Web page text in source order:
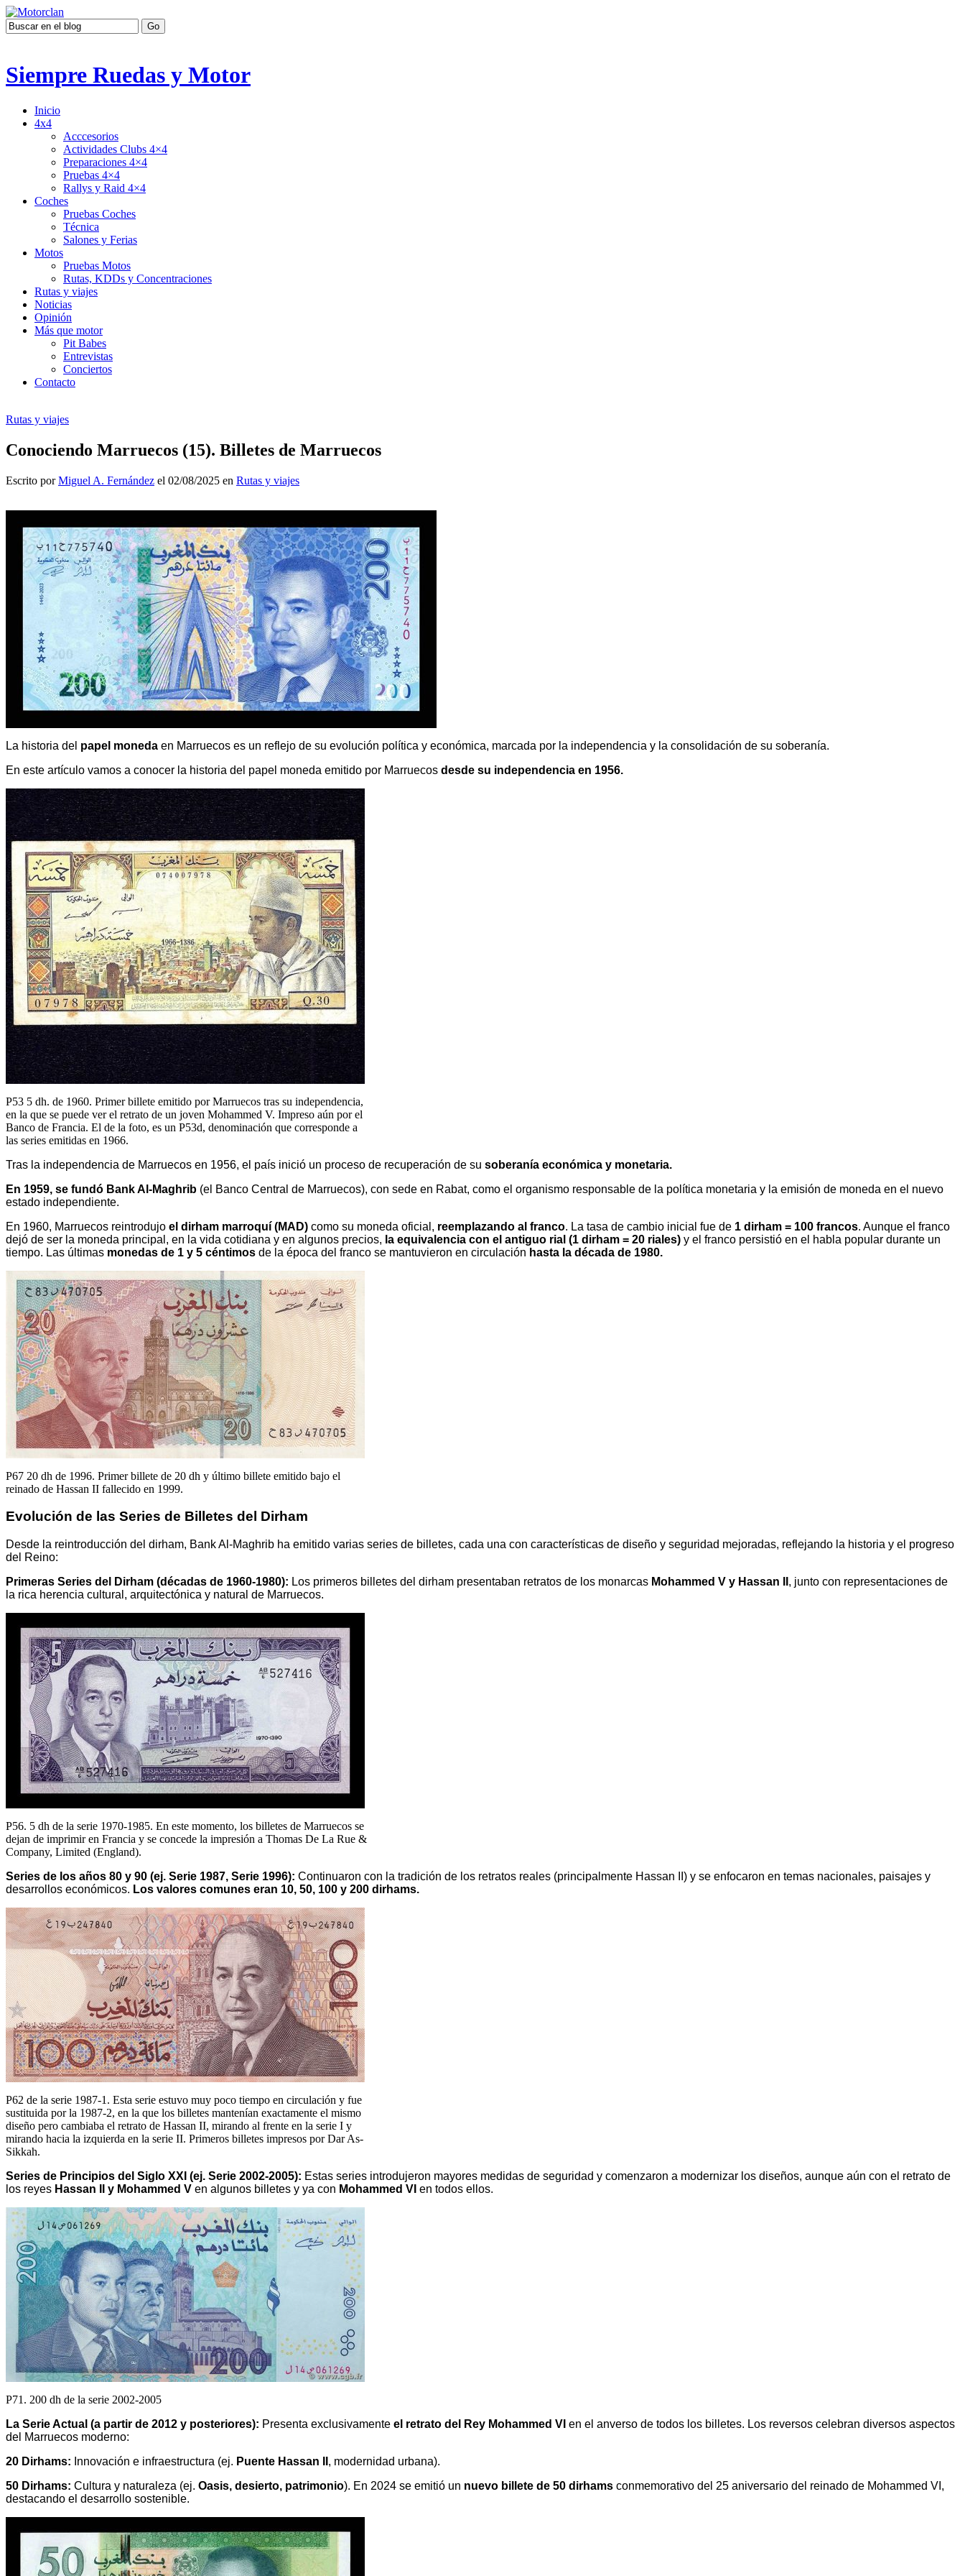
Siempre Ruedas y Motor
Inicio
4x4
Acccesorios
Actividades Clubs 4×4
Preparaciones 4×4
Pruebas 4×4
Rallys y Raid 4×4
Coches
Pruebas Coches
Técnica
Salones y Ferias
Motos
Pruebas Motos
Rutas, KDDs y Concentraciones
Rutas y viajes
Noticias
Opinión
Más que motor
Pit Babes
Entrevistas
Conciertos
Contacto
Rutas y viajes
Conociendo Marruecos (15). Billetes de Marruecos
Escrito porMiguel A. Fernández el 02/08/2025 en Rutas y viajes
La historia del papel moneda en Marruecos es un reflejo de su evolución política y económica, marcada por la independencia y la consolidación de su soberanía.
En este artículo vamos a conocer la historia del papel moneda emitido por Marruecos desde su independencia en 1956.
P53 5 dh. de 1960. Primer billete emitido por Marruecos tras su independencia,
en la que se puede ver el retrato de un joven Mohammed V. Impreso aún por el
Banco de Francia. El de la foto, es un P53d, denominación que corresponde a
las series emitidas en 1966.
Tras la independencia de Marruecos en 1956, el país inició un proceso de recuperación de su soberanía económica y monetaria.
En 1959, se fundó Bank Al-Maghrib (el Banco Central de Marruecos), con sede en Rabat, como el organismo responsable de la política monetaria y la emisión de moneda en el nuevo
estado independiente.
En 1960, Marruecos reintrodujo el dirham marroquí (MAD) como su moneda oficial, reemplazando al franco. La tasa de cambio inicial fue de 1 dirham = 100 francos. Aunque el franco
dejó de ser la moneda principal, en la vida cotidiana y en algunos precios, la equivalencia con el antiguo rial (1 dirham = 20 riales) y el franco persistió en el habla popular durante un
tiempo. Las últimas monedas de 1 y 5 céntimos de la época del franco se mantuvieron en circulación hasta la década de 1980.
P67 20 dh de 1996. Primer billete de 20 dh y último billete emitido bajo el
reinado de Hassan II fallecido en 1999.
Evolución de las Series de Billetes del Dirham
Desde la reintroducción del dirham, Bank Al-Maghrib ha emitido varias series de billetes, cada una con características de diseño y seguridad mejoradas, reflejando la historia y el progreso
del Reino:
Primeras Series del Dirham (décadas de 1960-1980): Los primeros billetes del dirham presentaban retratos de los monarcas Mohammed V y Hassan II , junto con representaciones de
la rica herencia cultural, arquitectónica y natural de Marruecos.
P56. 5 dh de la serie 1970-1985. En este momento, los billetes de Marruecos se
dejan de imprimir en Francia y se concede la impresión a Thomas De La Rue &
Company, Limited (England).
Series de los años 80 y 90 (ej. Serie 1987, Serie 1996): Continuaron con la tradición de los retratos reales (principalmente Hassan II) y se enfocaron en temas nacionales, paisajes y
desarrollos económicos. Los valores comunes eran 10, 50, 100 y 200 dirhams.
P62 de la serie 1987-1. Esta serie estuvo muy poco tiempo en circulación y fue
sustituida por la 1987-2, en la que los billetes mantenían exactamente el mismo
diseño pero cambiaba el retrato de Hassan II, mirando al frente en la serie I y
mirando hacia la izquierda en la serie II. Primeros billetes impresos por Dar As-
Sikkah.
Series de Principios del Siglo XXI (ej. Serie 2002-2005): Estas series introdujeron mayores medidas de seguridad y comenzaron a modernizar los diseños, aunque aún con el retrato de
los reyes Hassan II y Mohammed V en algunos billetes y ya con Mohammed VI en todos ellos.
P71. 200 dh de la serie 2002-2005
La Serie Actual (a partir de 2012 y posteriores): Presenta exclusivamente el retrato del Rey Mohammed VI en el anverso de todos los billetes. Los reversos celebran diversos aspectos
del Marruecos moderno:
20 Dirhams: Innovación e infraestructura (ej. Puente Hassan II , modernidad urbana).
50 Dirhams: Cultura y naturaleza (ej. Oasis, desierto, patrimonio). En 2024 se emitió un nuevo billete de 50 dirhams conmemorativo del 25 aniversario del reinado de Mohammed VI,
destacando el desarrollo sostenible.